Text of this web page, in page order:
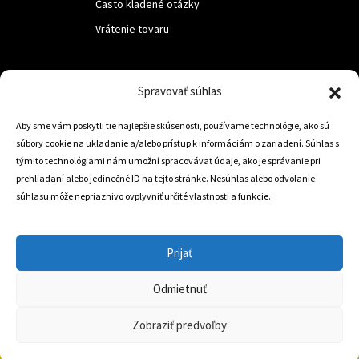
Spravovať súhlas
Aby sme vám poskytli tie najlepšie skúsenosti, používame technológie, ako sú
súbory cookie na ukladanie a/alebo prístup k informáciám o zariadení. Súhlas s
týmito technológiami nám umožní spracovávať údaje, ako je správanie pri
prehliadaní alebo jedinečné ID na tejto stránke. Nesúhlas alebo odvolanie
súhlasu môže nepriaznivo ovplyvniť určité vlastnosti a funkcie.
Prijať
Odmietnuť
Zobraziť predvoľby
Často kladené otázky
Vrátenie tovaru
Trstená 02801
+421 905 806 234
Český Eshop